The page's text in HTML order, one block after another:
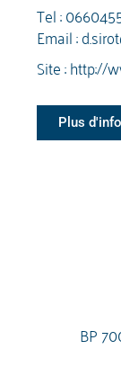
Tel :
Email :
Site :http://
Plus
BP